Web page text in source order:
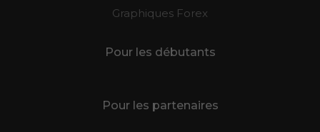
Graphiques Forex
Pour les débutants
Pour les partenaires